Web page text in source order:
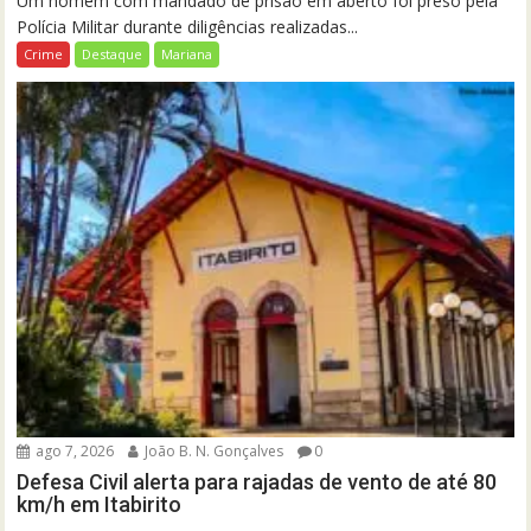
Polícia Militar durante diligências realizadas...
Crime Destaque Mariana
ago 7, 2026 João B. N. Gonçalves 0
Defesa Civil alerta para rajadas de vento de até 80
km/h em Itabirito